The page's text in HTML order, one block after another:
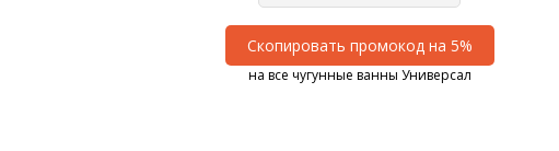
Скопировать промокод на 5%
на все чугунные ванны Универсал